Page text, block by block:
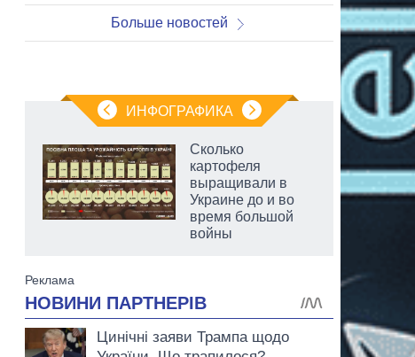
Больше новостей
ИНФОГРАФИКА
Сколько
картофеля
выращивали в
Украине до и во
время большой
войны